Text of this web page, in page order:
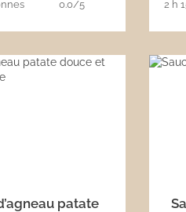
0.0/5 2 h
patate